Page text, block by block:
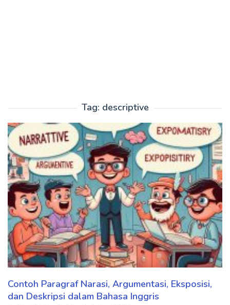
Tag: descriptive
Contoh Paragraf Narasi, Argumentasi, Eksposisi,
dan Deskripsi dalam Bahasa Inggris